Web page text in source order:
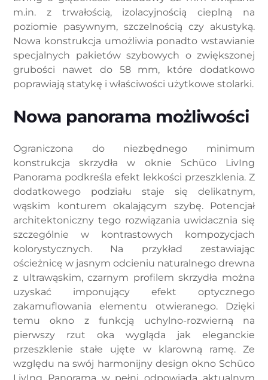
m.in. z trwałością, izolacyjnością cieplną na
poziomie pasywnym, szczelnością czy akustyką.
Nowa konstrukcja umożliwia ponadto wstawianie
specjalnych pakietów szybowych o zwiększonej
grubości nawet do 58 mm, które dodatkowo
poprawiają statykę i właściwości użytkowe stolarki.
Nowa panorama możliwości
Ograniczona do niezbędnego minimum
konstrukcja skrzydła w oknie Schüco LivIng
Panorama podkreśla efekt lekkości przeszklenia. Z
dodatkowego podziału staje się delikatnym,
wąskim konturem okalającym szybę. Potencjał
architektoniczny tego rozwiązania uwidacznia się
szczególnie w kontrastowych kompozycjach
kolorystycznych. Na przykład zestawiając
ościeżnicę w jasnym odcieniu naturalnego drewna
z ultrawąskim, czarnym profilem skrzydła można
uzyskać imponujący efekt optycznego
zakamuflowania elementu otwieranego. Dzięki
temu okno z funkcją uchylno-rozwierną na
pierwszy rzut oka wygląda jak eleganckie
przeszklenie stałe ujęte w klarowną ramę. Ze
względu na swój harmonijny design okno Schüco